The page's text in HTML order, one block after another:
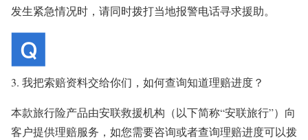
发生紧急情况时，请同时拨打当地报警电话寻求援助。
3. 我把索赔资料交给你们，如何查询知道理赔进度？
本款旅行险产品由安联救援机构（以下简称“安联旅行”）向
客户提供理赔服务，如您需要咨询或者查询理赔进度可以拨